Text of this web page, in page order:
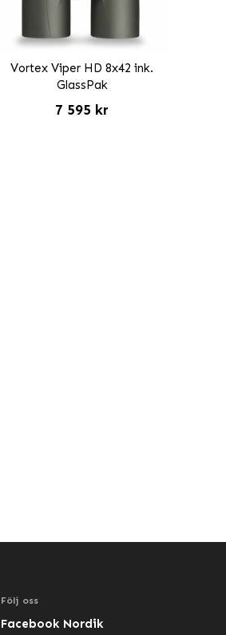
Vortex Viper HD 8x42 ink.
GlassPak
7 595 kr
Följ oss
Facebook Nordik